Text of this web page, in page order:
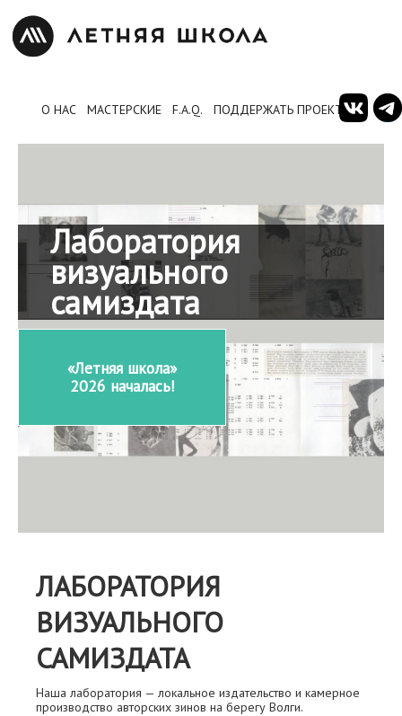
О НАС МАСТЕРСКИЕ F.A.Q. ПОДДЕРЖАТЬ ПРОЕКТ
Лаборатория
визуального
самиздата
«Летняя школа»
2026 началась!
ЛАБОРАТОРИЯ
ВИЗУАЛЬНОГО
САМИЗДАТА
Наша лаборатория — локальное издательство и камерное
производство авторских зинов на берегу Волги.